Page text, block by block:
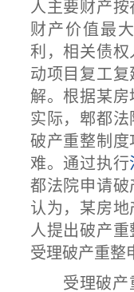
人主要财产
财产价值最
利，相关债
动项目复工
解。根据某
实际，郫都
破产重整制
难。通过执行
都法院申请
认为，某房
人提出破产
受理破产重整
受理破产